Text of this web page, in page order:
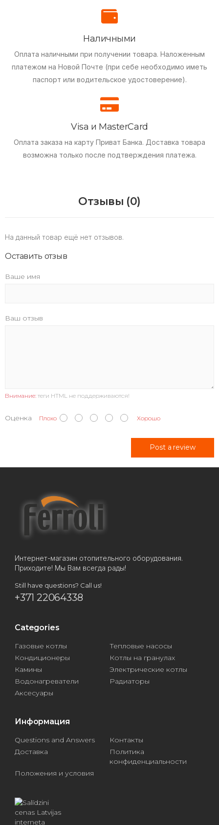
Наличными
Оплата наличными при получении товара. Наложенным
платежом на Новой Почте (при себе необходимо иметь
паспорт или водительское удостоверение).
Visa и MasterCard
Оплата заказа на карту Приват Банка. Доставка товара
возможна только после подтверждения платежа.
Отзывы (0)
На данный товар ещё нет отзывов.
Оставить отзыв
Ваше имя
Ваш отзыв
Внимание: теги HTML не поддерживаются!
Оценка Плохо Хорошо
Post a review
Интернет-магазин отопительного оборудования.
Приходите! Мы Вам всегда рады!
Still have questions? Call us!
+371 22064338
Categories
Газовые котлы
Тепловые насосы
Кондиционеры
Котлы на гранулах
Камины
Электрические котлы
Водонагреватели
Радиаторы
Аксесуары
Информация
Questions and Answers
Контакты
Доставка
Политика
конфиденциальности
Положения и условия